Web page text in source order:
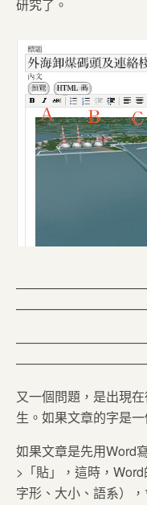
研究了。
又一個問題，是出現
生。如果文章的字是
如果文章是先用Word
>「貼」，這時，
字形、大小、語系）